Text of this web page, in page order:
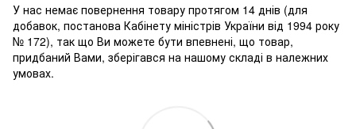
У нас немає повернення товару протягом 14 днів (для
добавок, постанова Кабінету міністрів України від 1994 року
№ 172), так що Ви можете бути впевнені, що товар,
придбаний Вами, зберігався на нашому складі в належних
умовах.